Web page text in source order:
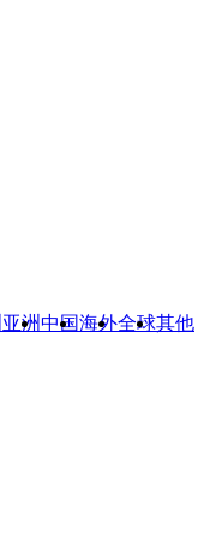
亚洲中国海外全球其他